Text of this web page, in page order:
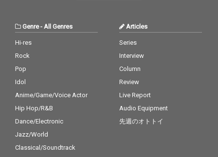
る。
Genre- All Genres
Hi-res
Rock
Pop
Idol
Anime/Game/Voice Actor
Hip Hop/R&B
Dance/Electronic
Jazz/World
Classical/Soundtrack
Articles
Series
Interview
Column
Review
Live Report
Audio Equipment
先週のオトトイ